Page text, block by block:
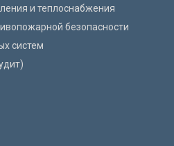
и теплоснабжения
безопасности
систем